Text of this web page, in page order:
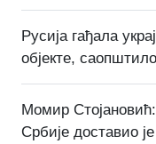
Русија гађала
објекте,
Момир
Србије доставио